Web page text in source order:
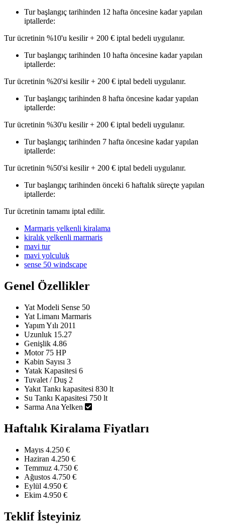
Tur başlangıç tarihinden 12 hafta öncesine kadar yapılan
iptallerde:
Tur ücretinin %10'u kesilir + 200 € iptal bedeli uygulanır.
Tur başlangıç tarihinden 10 hafta öncesine kadar yapılan
iptallerde:
Tur ücretinin %20'si kesilir + 200 € iptal bedeli uygulanır.
Tur başlangıç tarihinden 8 hafta öncesine kadar yapılan
iptallerde:
Tur ücretinin %30'u kesilir + 200 € iptal bedeli uygulanır.
Tur başlangıç tarihinden 7 hafta öncesine kadar yapılan
iptallerde:
Tur ücretinin %50'si kesilir + 200 € iptal bedeli uygulanır.
Tur başlangıç tarihinden önceki 6 haftalık süreçte yapılan
iptallerde:
Tur ücretinin tamamı iptal edilir.
Marmaris yelkenli kiralama
kiralık yelkenli marmaris
mavi tur
mavi yolculuk
sense 50 windscape
Genel Özellikler
Yat Modeli Sense 50
Yat Limanı Marmaris
Yapım Yılı 2011
Uzunluk 15.27
Genişlik 4.86
Motor 75 HP
Kabin Sayısı 3
Yatak Kapasitesi 6
Tuvalet / Duş 2
Yakıt Tankı kapasitesi 830 lt
Su Tankı Kapasitesi 750 lt
Sarma Ana Yelken
Haftalık Kiralama Fiyatları
Mayıs 4.250 €
Haziran 4.250 €
Temmuz 4.750 €
Ağustos 4.750 €
Eylül 4.950 €
Ekim 4.950 €
Teklif İsteyiniz